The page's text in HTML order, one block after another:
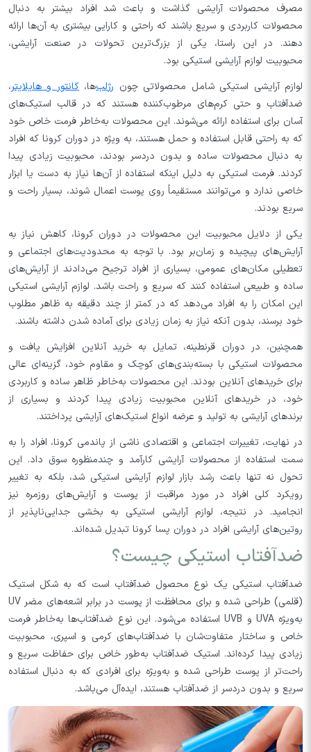
مصرف محصولات آرایشی گذاشت و باعث شد افراد بیشتر به دنبال
محصولات کاربردی و سریع باشند که راحتی و کارایی بیشتری به آن‌ها ارائه
دهند. در این راستا، یکی از بزرگ‌ترین تحولات در صنعت آرایشی،
محبوبیت لوازم آرایشی استیکی بود.
لوازم آرایشی استیکی شامل محصولاتی چون رژلب‌ها،کانتور و هایلایتر،
ضدآفتاب و حتی کرم‌های مرطوب‌کننده هستند که در قالب استیک‌های
آسان برای استفاده ارائه می‌شوند. این محصولات به‌خاطر فرمت خاص خود
که به راحتی قابل استفاده و حمل هستند، به ویژه در دوران کرونا که افراد
به دنبال محصولات ساده و بدون دردسر بودند، محبوبیت زیادی پیدا
کردند. فرمت استیکی به دلیل اینکه استفاده از آن‌ها نیاز به دست یا ابزار
خاصی ندارد و می‌توانند مستقیماً روی پوست اعمال شوند، بسیار راحت و
سریع بودند.
یکی از دلایل محبوبیت این محصولات در دوران کرونا، کاهش نیاز به
آرایش‌های پیچیده و زمان‌بر بود. با توجه به محدودیت‌های اجتماعی و
تعطیلی مکان‌های عمومی، بسیاری از افراد ترجیح می‌دادند از آرایش‌های
ساده و طبیعی استفاده کنند که سریع و راحت باشد. لوازم آرایشی استیکی
این امکان را به افراد می‌دهد که در کمتر از چند دقیقه به ظاهر مطلوب
خود برسند، بدون آنکه نیاز به زمان زیادی برای آماده شدن داشته باشند.
همچنین، در دوران قرنطینه، تمایل به خرید آنلاین افزایش یافت و
محصولات استیکی با بسته‌بندی‌های کوچک و مقاوم خود، گزینه‌ای عالی
برای خریدهای آنلاین بودند. این محصولات به‌خاطر ظاهر ساده و کاربردی
خود، در خریدهای آنلاین محبوبیت زیادی پیدا کردند و بسیاری از
برندهای آرایشی به تولید و عرضه انواع استیک‌های آرایشی پرداختند.
در نهایت، تغییرات اجتماعی و اقتصادی ناشی از پاندمی کرونا، افراد را به
سمت استفاده از محصولات آرایشی کارآمد و چندمنظوره سوق داد. این
تحول نه تنها باعث رشد بازار لوازم آرایشی استیکی شد، بلکه به تغییر
رویکرد کلی افراد در مورد مراقبت از پوست و آرایش‌های روزمره نیز
انجامید. در نتیجه، لوازم آرایشی استیکی به بخشی جدایی‌ناپذیر از
روتین‌های آرایشی افراد در دوران پسا کرونا تبدیل شده‌اند.
ضدآفتاب استیکی چیست؟
ضدآفتاب استیکی یک نوع محصول ضدآفتاب است که به شکل استیک
(قلمی) طراحی شده و برای محافظت از پوست در برابر اشعه‌های مضر UV
به‌ویژه UVA و UVB استفاده می‌شود. این نوع ضدآفتاب‌ها به‌خاطر فرمت
خاص و ساختار متفاوت‌شان با ضدآفتاب‌های کرمی و اسپری، محبوبیت
زیادی پیدا کرده‌اند. استیک ضدآفتاب به‌طور خاص برای حفاظت سریع و
راحت‌تر از پوست طراحی شده و به‌ویژه برای افرادی که به دنبال استفاده
سریع و بدون دردسر از ضدآفتاب هستند، ایده‌آل می‌باشد.